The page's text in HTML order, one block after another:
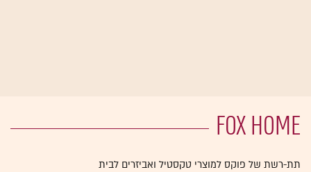
FOX HOME
תת-רשת של פוקס למוצרי טקסטיל ואביזרים לבית